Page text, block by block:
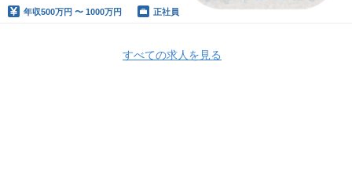
年収500万円 〜 1000万円 正社員
すべての求人を見る